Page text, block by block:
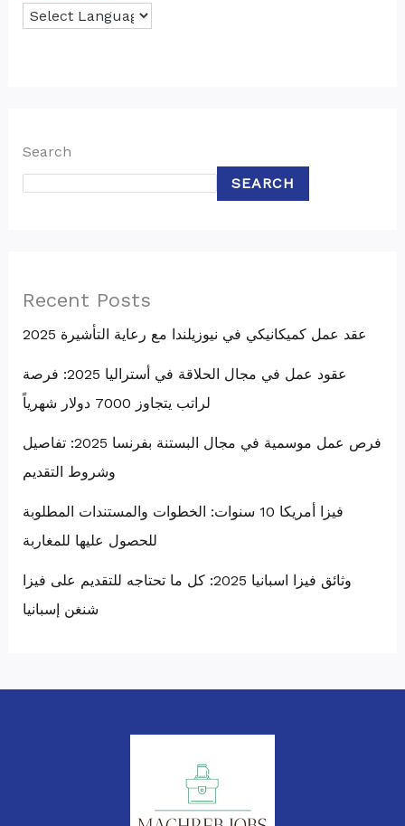
Search
SEARCH
Recent Posts
عقد عمل كميكانيكي في نيوزيلندا مع رعاية التأشيرة 2025
عقود عمل في مجال الحلاقة في أستراليا 2025: فرصة
لراتب يتجاوز 7000 دولار شهرياً
فرص عمل موسمية في مجال البستنة بفرنسا 2025: تفاصيل
وشروط التقديم
فيزا أمريكا 10 سنوات: الخطوات والمستندات المطلوبة
للحصول عليها للمغاربة
وثائق فيزا اسبانيا 2025: كل ما تحتاجه للتقديم على فيزا
شنغن إسبانيا